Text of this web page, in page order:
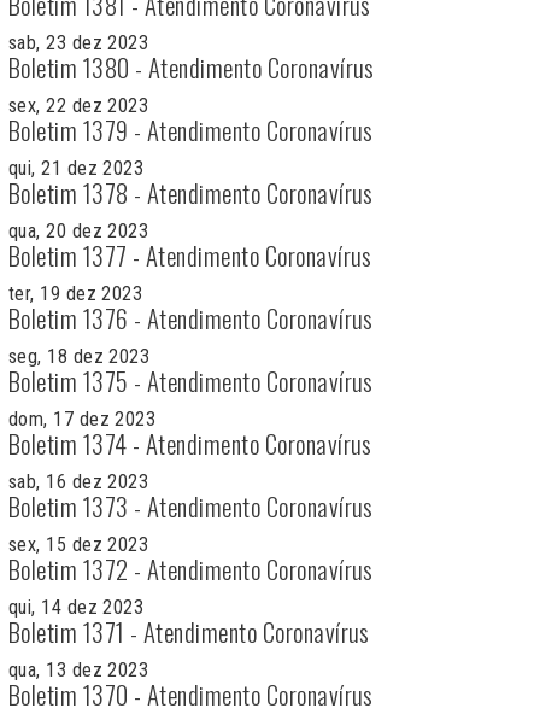
sab, 23 dez 2023
Boletim 1380 - Atendimento Coronavírus
sex, 22 dez 2023
Boletim 1379 - Atendimento Coronavírus
qui, 21 dez 2023
Boletim 1378 - Atendimento Coronavírus
qua, 20 dez 2023
Boletim 1377 - Atendimento Coronavírus
ter, 19 dez 2023
Boletim 1376 - Atendimento Coronavírus
seg, 18 dez 2023
Boletim 1375 - Atendimento Coronavírus
dom, 17 dez 2023
Boletim 1374 - Atendimento Coronavírus
sab, 16 dez 2023
Boletim 1373 - Atendimento Coronavírus
sex, 15 dez 2023
Boletim 1372 - Atendimento Coronavírus
qui, 14 dez 2023
Boletim 1371 - Atendimento Coronavírus
qua, 13 dez 2023
Boletim 1370 - Atendimento Coronavírus